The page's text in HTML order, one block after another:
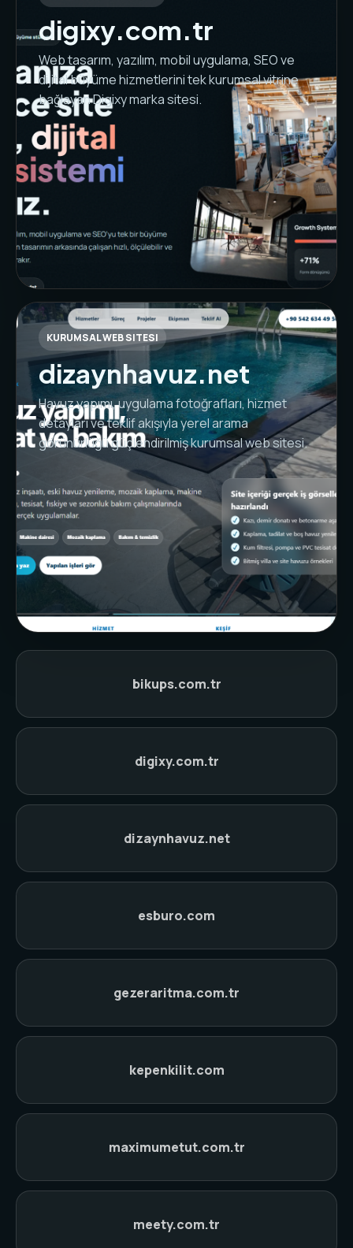
digixy.com.tr
Web tasarım, yazılım, mobil uygulama, SEO ve
dijital büyüme hizmetlerini tek kurumsal vitrine
bağlayan Digixy marka sitesi.
KURUMSAL WEB SITESI
dizaynhavuz.net
Havuz yapımı, uygulama fotoğrafları, hizmet
detayları ve teklif akışıyla yerel arama
görünürlüğü güçlendirilmiş kurumsal web sitesi.
bikups.com.tr
digixy.com.tr
dizaynhavuz.net
esburo.com
gezeraritma.com.tr
kepenkilit.com
maximumetut.com.tr
meety.com.tr